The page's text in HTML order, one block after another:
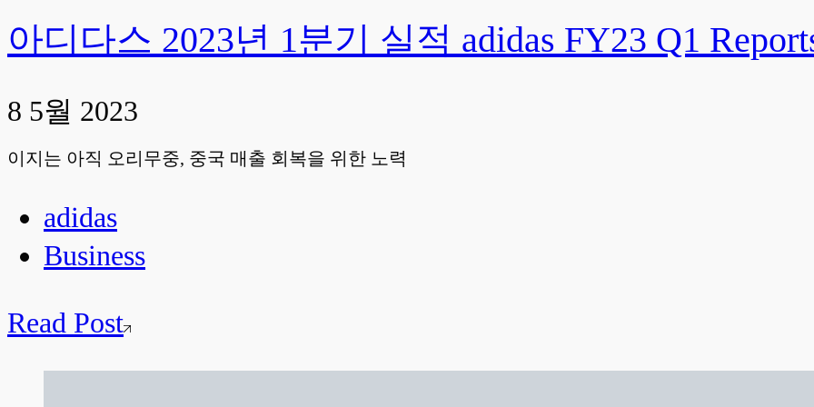
아디다스 2023년 1분기 실적 adidas FY23 Q1
8 5월 2023
이지는 아직 오리무중, 중국 매출 회복을 위한 노력
adidas
Business
Read Post